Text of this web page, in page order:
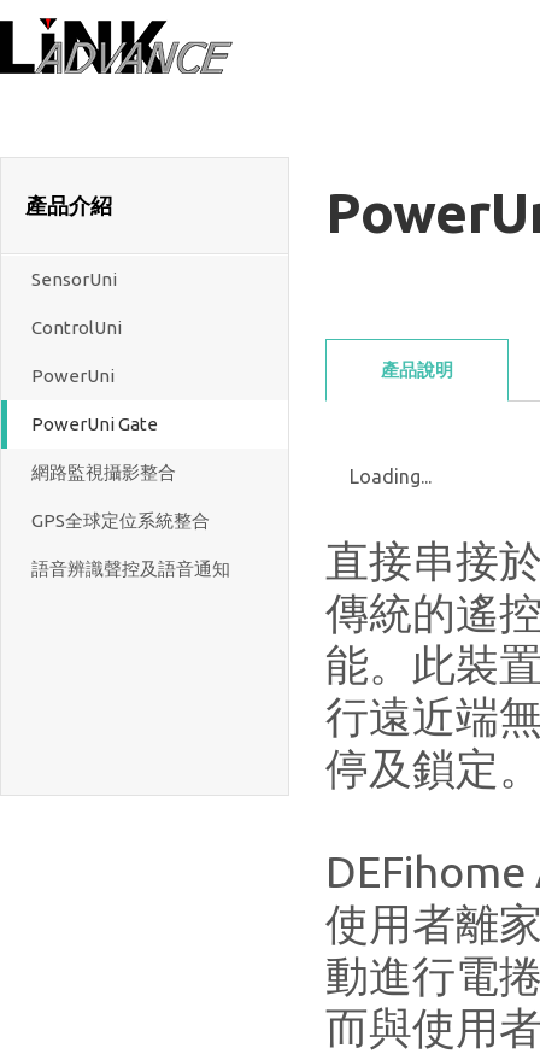
產品介紹
SensorUni
ControlUni
PowerUni
PowerUni Gate
網路監視攝影整合
GPS全球定位系統整合
語音辨識聲控及語音通知
產品說明
Loading...
直接串接
傳統的遙
能。此裝
行遠近端
停及鎖定
使用者離
動進行電
而與使用